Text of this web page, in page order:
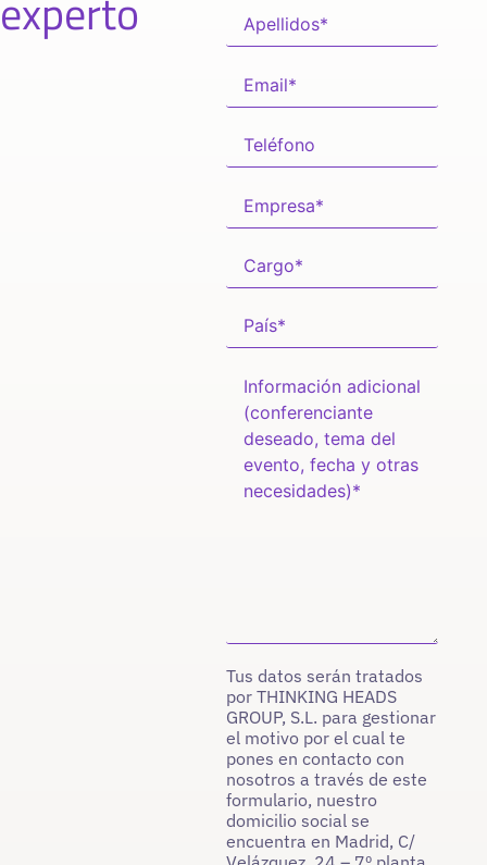
experto
Tus datos serán tratados
por THINKING HEADS
GROUP, S.L. para gestionar
el motivo por el cual te
pones en contacto con
nosotros a través de este
formulario, nuestro
domicilio social se
encuentra en Madrid, C/